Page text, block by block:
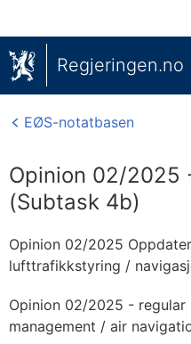
Regjeringen.no
EØS-notatbasen
Opinion 02/2025
(Subtask 4b)
Opinion 02/2025
lufttrafikkstyring /
Opinion 02/2025 -
management / air